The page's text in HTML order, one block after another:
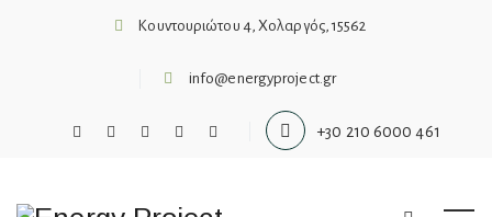
Κουντουριώτου 4, Χολαργός, 15562
info@energyproject.gr
+30 210 6000 461